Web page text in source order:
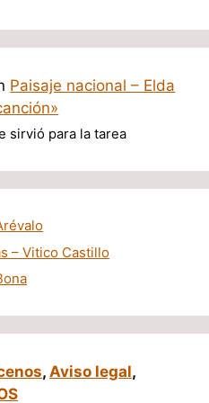
Paisaje nacional – Elda
sirvió para la tarea
– Vitico Castillo
, Aviso legal,